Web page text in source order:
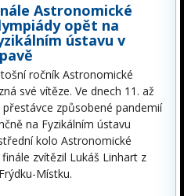
Astronomické
opět na
ústavu v
ročník Astronomické
své vítěze. Ve dnech 11. až
způsobené pandemií
na Fyzikálním ústavu
kolo Astronomické
zvítězil Lukáš Linhart z
Místku.